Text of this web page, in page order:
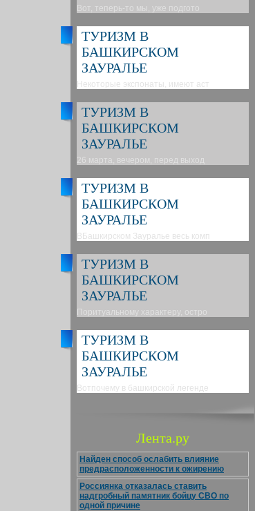
Вот, теперь-то мы, уже подгото
ТУРИЗМ В
БАШКИРСКОМ
ЗАУРАЛЬЕ
Некоторые экспонаты, имеют аст
ТУРИЗМ В
БАШКИРСКОМ
ЗАУРАЛЬЕ
26 марта, вечером, перед выход
ТУРИЗМ В
БАШКИРСКОМ
ЗАУРАЛЬЕ
ВБашкирском Зауралье весь комп
ТУРИЗМ В
БАШКИРСКОМ
ЗАУРАЛЬЕ
Поритуальному характеру, остро
ТУРИЗМ В
БАШКИРСКОМ
ЗАУРАЛЬЕ
Вотпочему в башкирской легенде
Лента.ру
Найден способ ослабить влияние
предрасположенности к ожирению
Россиянка отказалась ставить
надгробный памятник бойцу СВО по
одной причине